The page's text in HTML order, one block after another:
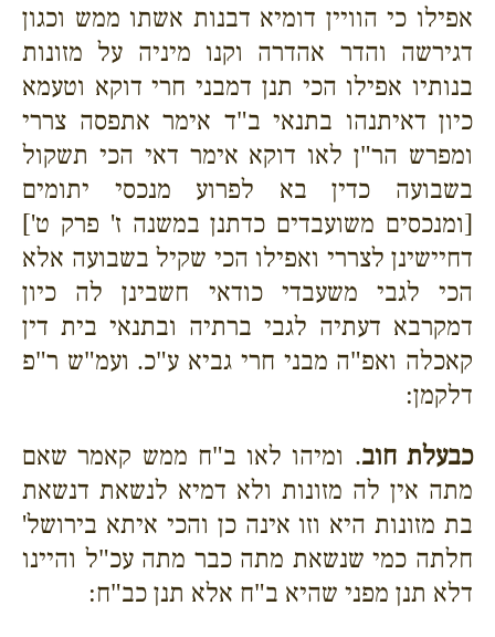
אפילו כי הוויין דומיא דבנות אשתו ממש וכגון
דגירשה והדר אהדרה וקנו מיניה על מזונות
בנותיו אפילו הכי תנן דמבני חרי דוקא וטעמא
כיון דאיתנהו בתנאי ב"ד אימר אתפסה צררי
ומפרש הר"ן לאו דוקא אימר דאי הכי תשקול
בשבועה כדין בא לפרוע מנכסי יתומים
[ומנכסים משועבדים כדתנן במשנה ז' פרק ט']
דחיישינן לצררי ואפילו הכי שקיל בשבועה אלא
הכי לגבי משעבדי כודאי חשבינן לה כיון
דמקרבא דעתיה לגבי ברתיה ובתנאי בית דין
קאכלה ואפ"ה מבני חרי גביא ע"כ. ועמ"ש ר"פ
דלקמן:
כבעלת חוב. ומיהו לאו ב"ח ממש קאמר שאם
מתה אין לה מזונות ולא דמיא לנשאת דנשאת
בת מזונות היא וזו אינה כן והכי איתא בירושל'
חלתה כמי שנשאת מתה כבר מתה עכ"ל והיינו
דלא תנן מפני שהיא ב"ח אלא תנן כב"ח: